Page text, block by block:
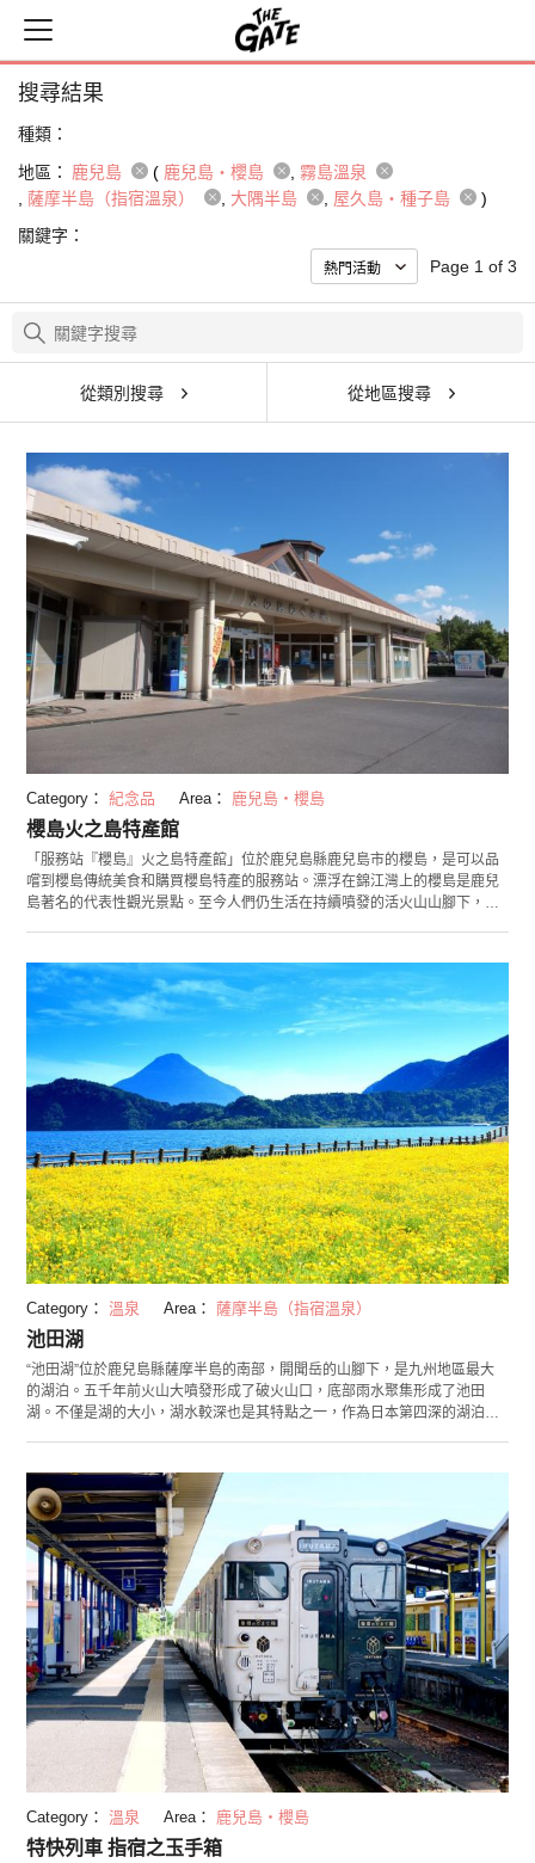
搜尋結果
種類：
地區：
鹿兒島 ( 鹿兒島・櫻島
霧島溫泉
薩摩半島（指宿溫泉）
大隅半島 屋久島・種子島
)
關鍵字：
Page 1 of 3
從類別搜尋 從地區搜尋
Category： 紀念品 Area： 鹿兒島・櫻島
櫻島火之島特產館
「服務站『櫻島』火之島特產館」位於鹿兒島縣鹿兒島市的櫻島，是可以品
嚐到櫻島傳統美食和購買櫻島特產的服務站。漂浮在錦江灣上的櫻島是鹿兒
島著名的代表性觀光景點。至今人們仍生活在持續噴發的活火山山腳下，在
地。有名的特產是世界上最小的柑橘「櫻島小柑橘」和世界上最大的蘿蔔
「櫻島蘿蔔」。柑橘雖小，但是十分甘甜，香氣濃郁，是非常受歡迎的特
產。內部還設有一家餐廳，在這裡客人可以享用使用這些地方特產所烹調的
特色料理。推薦您在這家店品嚐鹿兒島的當地美食。火之島特產館是您去櫻
島觀光時不容錯過的地方。
Category： 溫泉 Area： 薩摩半島（指宿溫泉）
池田湖
“池田湖”位於鹿兒島縣薩摩半島的南部，開聞岳的山腳下，是九州地區最大
的湖泊。五千年前火山大噴發形成了破火山口，底部雨水聚集形成了池田
湖。不僅是湖的大小，湖水較深也是其特點之一，作為日本第四深的湖泊而
然紀念物。1978年，池田湖被目擊有巨大不明生物，借尼斯之名，被命名為
「伊西」，當時傳聞說這可能是巨斑鰻。 在被贊譽為薩摩富士的開聞岳的襯
托下，湖邊的季節之花盛開綻放。其中，油菜花田是日本開花最早的地方，
很受歡迎。每年1月，這裡會舉辦”指宿油菜花馬拉松”，賽程圍繞指宿市內有
名的油菜花景點 ，無數跑者的身影從湖邊經過。
Category： 溫泉 Area： 鹿兒島・櫻島
特快列車 指宿之玉手箱